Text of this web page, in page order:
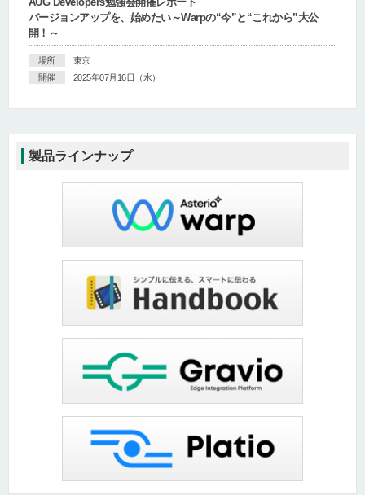
バージョンアップを、始めたい～Warpの“今”と“これから”大公
開！～
場所
東京
開催
2025年07月16日（水）
製品ラインナップ